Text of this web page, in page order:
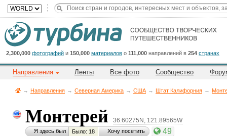
2,300,000 фотографий и 150,000 материалов о 111,000 направлений в 254 странах
Направления Ленты Все фото Сообщество
→ Направления → Северная Америка → CША → Штат Калифорния →
Монтерей 36.60275N, 121.89565W
Я здесь был Было: 18 Хочу посетить 49
Cейчас
на
сайте:
Title
Button